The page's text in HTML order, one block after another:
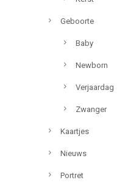
Geboorte
Baby
Newborn
Verjaardag
Zwanger
Kaartjes
Nieuws
Portret